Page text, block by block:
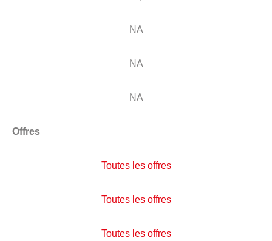
NA
NA
NA
Offres
Toutes les offres
Toutes les offres
Toutes les offres